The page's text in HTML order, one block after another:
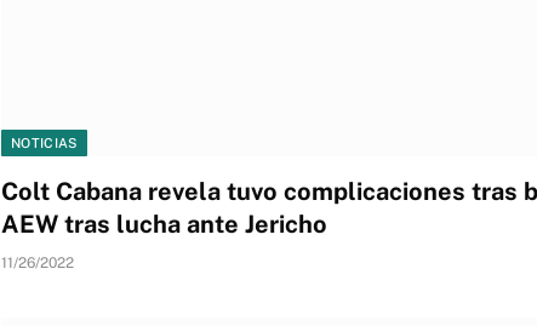
NOTICIAS
Colt Cabana revela tuvo complicaciones tras
AEW tras lucha ante Jericho
11/26/2022